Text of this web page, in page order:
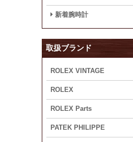
新着腕時計
取扱ブランド
ROLEX VINTAGE
ROLEX
ROLEX Parts
PATEK PHILIPPE